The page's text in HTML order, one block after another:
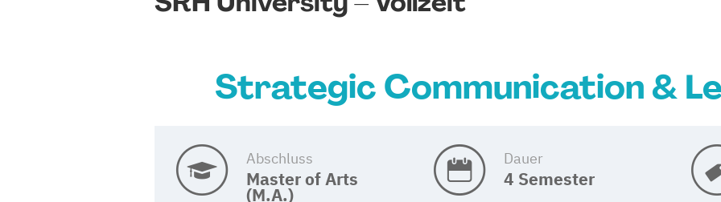
Strategic Communication &
Abschluss
Master of Arts
(M.A.)
Dauer
4 Semester